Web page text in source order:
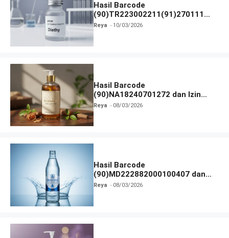
Hasil Barcode
(90)TR223002211(91)270111
dan Izin BPOM
Reya 10/03/2026
Hasil Barcode
(90)NA18240701272 dan Izin
BPOM
Reya 08/03/2026
Hasil Barcode
(90)MD222882000100407 dan
Izin BPOM
Reya 08/03/2026